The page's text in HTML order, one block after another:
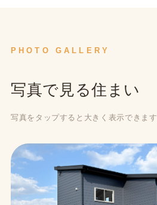
PHOTO GALLERY
写真で見る住まい
写真をタップすると大きく表示できます